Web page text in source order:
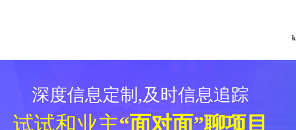
深度信息定制,及时信息追踪
试试和业主“面对面”聊项目